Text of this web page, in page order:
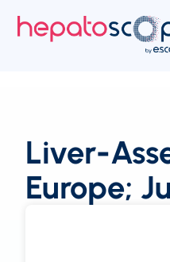
Liver-
Europe;